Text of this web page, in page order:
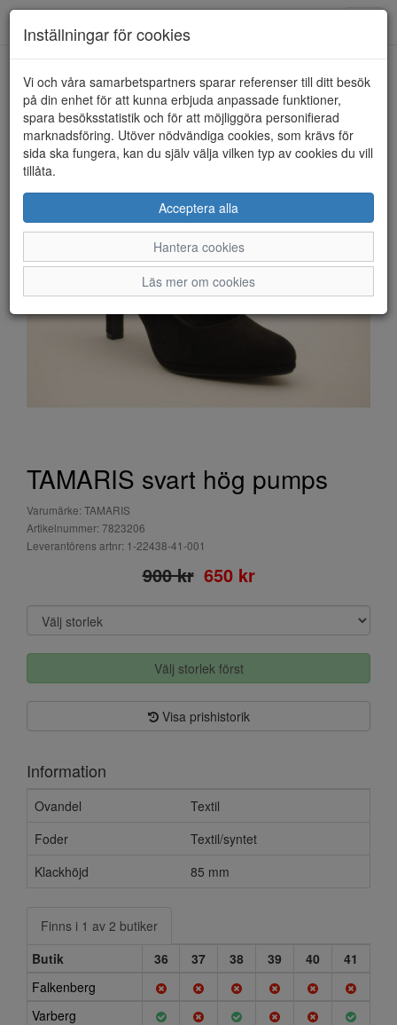
HEM TAMARIS
TAMARIS svart hög pumps
Varumärke: TAMARIS
Artikelnummer: 7823206
Leverantörens artnr: 1-22438-41-001
900 kr 650 kr
Välj storlek först
Visa prishistorik
Information
Ovandel
Textil
Foder
Textil/syntet
Klackhöjd
85 mm
Finns i 1 av 2 butiker
Butik
36 37 38 39 40
41
Falkenberg
Varberg
Inställningar för cookies
Vi och våra samarbetspartners sparar referenser till ditt besök
på din enhet för att kunna erbjuda anpassade funktioner,
spara besöksstatistik och för att möjliggöra personifierad
marknadsföring. Utöver nödvändiga cookies, som krävs för
sida ska fungera, kan du själv välja vilken typ av cookies du vill
tillåta.
Acceptera alla
Hantera cookies
Läs mer om cookies